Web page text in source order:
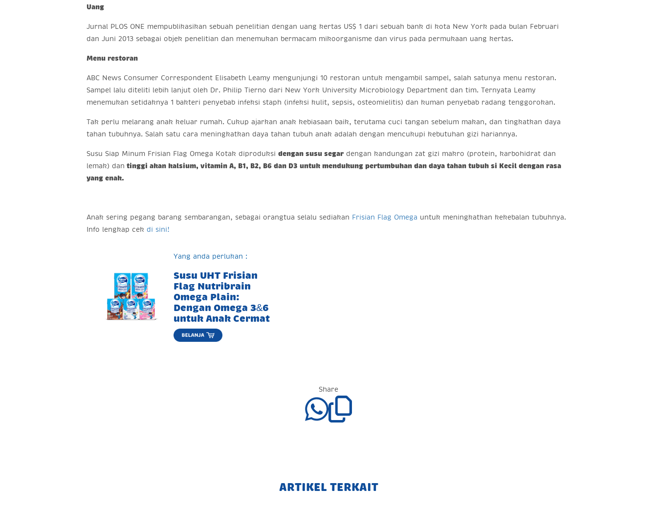
Uang
Jurnal PLOS ONE mempublikasikan sebuah penelitian dengan uang kertas US$ 1 dari sebuah bank di kota New York pada bulan Februari
dan Juni 2013 sebagai objek penelitian dan menemukan bermacam mikoorganisme dan virus pada permukaan uang kertas.
Menu restoran
ABC News Consumer Correspondent Elisabeth Leamy mengunjungi 10 restoran untuk mengambil sampel, salah satunya menu restoran.
Sampel lalu diteliti lebih lanjut oleh Dr. Philip Tierno dari New York University Microbiology Department dan tim. Ternyata Leamy
menemukan setidaknya 1 bakteri penyebab infeksi staph (infeksi kulit, sepsis, osteomielitis) dan kuman penyebab radang tenggorokan.
Tak perlu melarang anak keluar rumah. Cukup ajarkan anak kebiasaan baik, terutama cuci tangan sebelum makan, dan tingkatkan daya
tahan tubuhnya. Salah satu cara meningkatkan daya tahan tubuh anak adalah dengan mencukupi kebutuhan gizi hariannya.
Susu Siap Minum Frisian Flag Omega Kotak diproduksi dengan susu segar dengan kandungan zat gizi makro (protein, karbohidrat dan
lemak) dan tinggi akan kalsium, vitamin A, B1, B2, B6 dan D3 untuk mendukung pertumbuhan dan daya tahan tubuh si Kecil dengan rasa
yang enak.
Anak sering pegang barang sembarangan, sebagai orangtua selalu sediakan Frisian Flag Omega untuk meningkatkan kekebalan tubuhnya.
Info lengkap cek di sini!
Yang anda perlukan :
Susu UHT Frisian
Flag Nutribrain
Omega Plain:
Dengan Omega 3&6
untuk Anak Cermat
Share
ARTIKEL TERKAIT